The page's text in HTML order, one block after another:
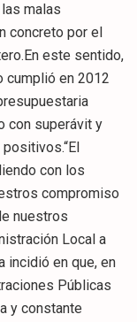
malas
concreto por el
este sentido,
cumplió en 2012
con superávit y
con los
compromiso
nuestros
Local a
incidió en que, en
Públicas
y constante